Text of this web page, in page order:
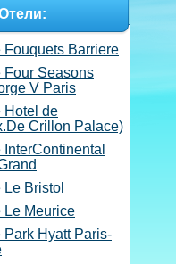
Fouquets Barriere
Four Seasons
V Paris
Hotel de
Crillon Palace)
Bristol
Le Meurice
Park Hyatt Paris-